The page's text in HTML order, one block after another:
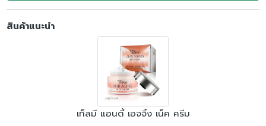
สินค้าแนะนำ
เท็ลมี แอนตี้ เอจจิ้ง เน็ค ครีม